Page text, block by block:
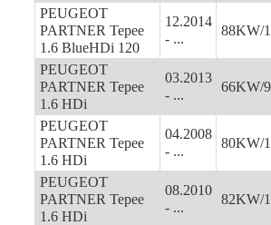
PEUGEOT
PARTNER Tepee
1.6 BlueHDi 120
12.2014
- ...
88KW/
PEUGEOT
PARTNER Tepee
1.6 HDi
03.2013
- ...
66KW/
PEUGEOT
PARTNER Tepee
1.6 HDi
04.2008
- ...
80KW/
PEUGEOT
PARTNER Tepee
1.6 HDi
08.2010
- ...
82KW/